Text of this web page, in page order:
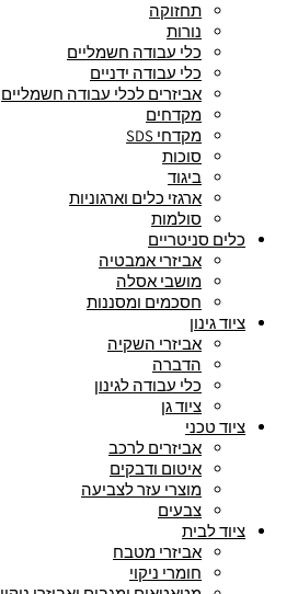
תחזוקה
נורות
כלי עבודה חשמליים
כלי עבודה ידניים
אביזרים לכלי עבודה חשמליים
מקדחים
מקדחי SDS
סוכות
ביגוד
ארגזי כלים וארגוניות
סולמות
כלים סניטריים
אביזרי אמבטיה
מושבי אסלה
חסכמים ומסננות
ציוד גינון
אביזרי השקיה
הדברה
כלי עבודה לגינון
ציוד גן
ציוד טכני
אביזרים לרכב
איטום ודבקים
מוצרי עזר לצביעה
צבעים
ציוד לבית
אביזרי מטבח
חומרי ניקוי